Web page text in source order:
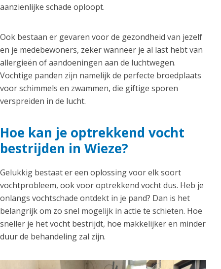
aanzienlijke schade oploopt.
Ook bestaan er gevaren voor de gezondheid van jezelf
en je medebewoners, zeker wanneer je al last hebt van
allergieën of aandoeningen aan de luchtwegen.
Vochtige panden zijn namelijk de perfecte broedplaats
voor schimmels en zwammen, die giftige sporen
verspreiden in de lucht.
Hoe kan je optrekkend vocht
bestrijden in Wieze?
Gelukkig bestaat er een oplossing voor elk soort
vochtprobleem, ook voor optrekkend vocht dus. Heb je
onlangs vochtschade ontdekt in je pand? Dan is het
belangrijk om zo snel mogelijk in actie te schieten. Hoe
sneller je het vocht bestrijdt, hoe makkelijker en minder
duur de behandeling zal zijn.